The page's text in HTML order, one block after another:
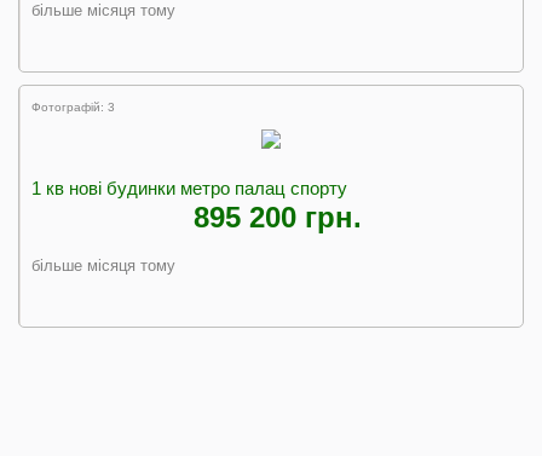
більше місяця тому
Фотографій: 3
1 кв нові будинки метро палац спорту
895 200 грн.
більше місяця тому